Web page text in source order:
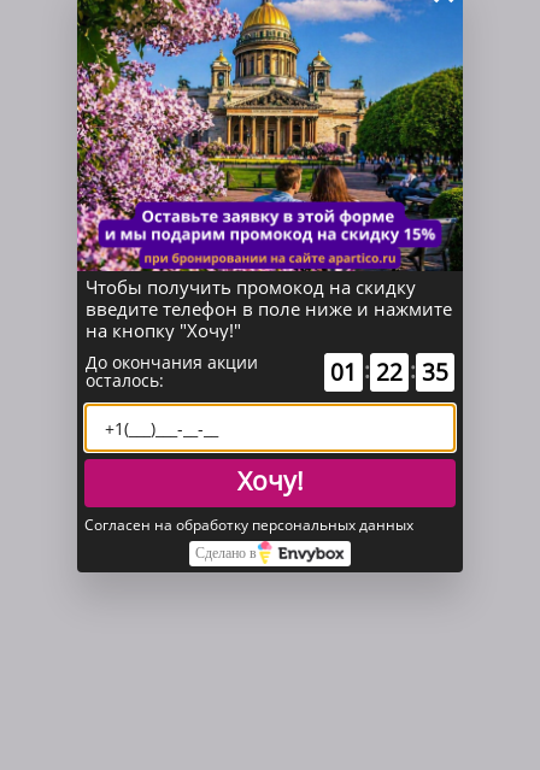
АЭРОПОРТЫ
Аэропорт Пулково
Чтобы получить промокод на скидку
введите телефон в поле ниже и нажмите
на кнопку "Хочу!"
До окончания акции
осталось: 01 : 22 : 35
Хочу!
Согласен на обработку персональных данных
Сделано в